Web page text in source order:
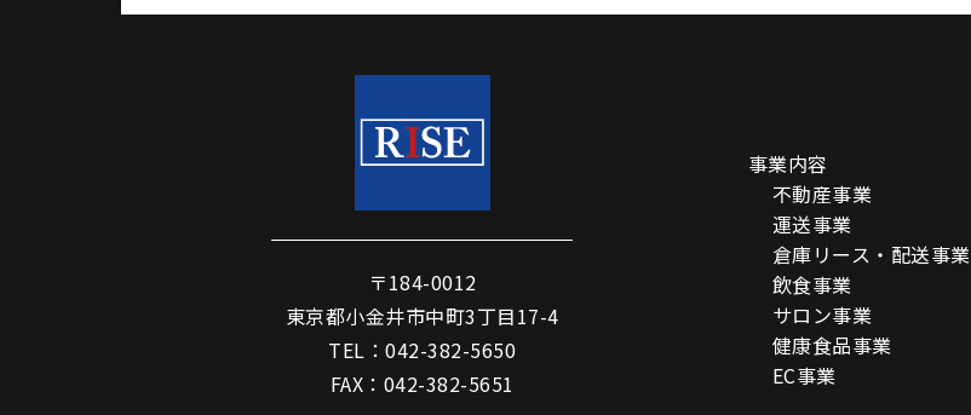
〒184-0012
東京都小金井市中町3丁目17-4
TEL：042-382-5650
FAX：042-382-5651
事業内容
不動産事業
運送事業
倉庫リース・配送事業
飲食事業
サロン事業
健康食品事業
EC事業